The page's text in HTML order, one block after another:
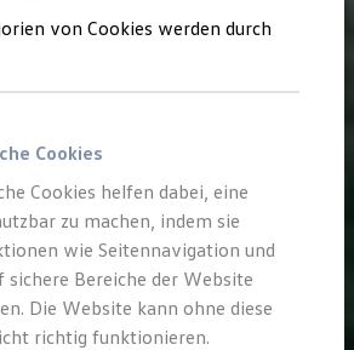
ID Vorteile
Marktplatz
Angebote
Förderung
von Cookies werden durch
Cookies
Cookies helfen dabei, eine
zu machen, indem sie
wie Seitennavigation und
sichere Bereiche der Website
Die Website kann ohne diese
richtig funktionieren.